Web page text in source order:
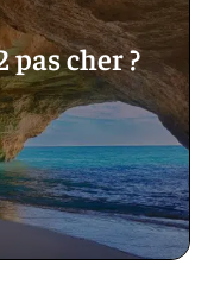
pas cher ?